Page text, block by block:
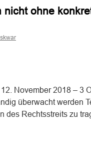
nicht ohne
12. November 2018 – 3
überwacht werden
des Rechtsstreits zu